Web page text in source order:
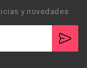
y novedades